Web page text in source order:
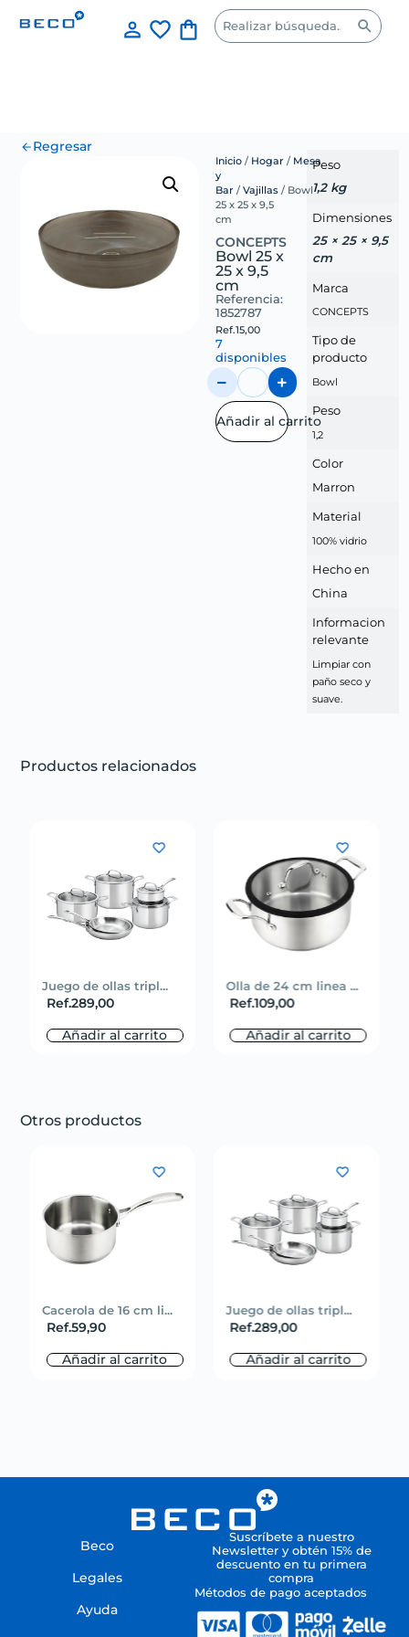
Regresar
Inicio / Hogar / Mesa
y
Bar /Vajillas / Bowl
25 x 25 x 9,5
cm
CONCEPTS
Bowl 25 x
25 x 9,5
cm
Referencia:
1852787
Ref.15,00
7
disponibles
Añadir al carrito
Peso
1,2 kg
Dimensiones
25 × 25 × 9,5
cm
Marca
CONCEPTS
Tipo de
producto
Bowl
Peso
1,2
Color
Marron
Material
100% vidrio
Hecho en
China
Informacion
relevante
Limpiar con
paño seco y
suave.
Productos relacionados
Juego de ollas tripl...
Ref.289,00
Añadir al carrito
Olla de 24 cm linea ...
Ref.109,00
Añadir al carrito
Otros productos
Cacerola de 16 cm li...
Ref.59,90
Añadir al carrito
Juego de ollas tripl...
Ref.289,00
Añadir al carrito
Beco
Legales
Ayuda
Suscríbete a nuestro
Newsletter y obtén 15% de
descuento en tu primera
compra
Métodos de pago aceptados